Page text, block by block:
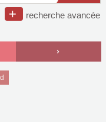
recherche avancée